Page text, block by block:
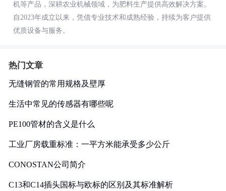
机等产品，深耕农业机械领域，为肥料生产提供高效解决方案。
自2023年成立以来，凭借专业技术和成熟经验，持续为客户提供
优质设备与服务。
热门文章
无缝钢管的常用规格及壁厚
生活中常见的传感器有哪些呢
PE100管材的含义是什么
工业厂房载重标准：一平方米能承受多少公斤
CONOSTAN公司简介
C13和C14插头国标与欧标的区别及其标准解析